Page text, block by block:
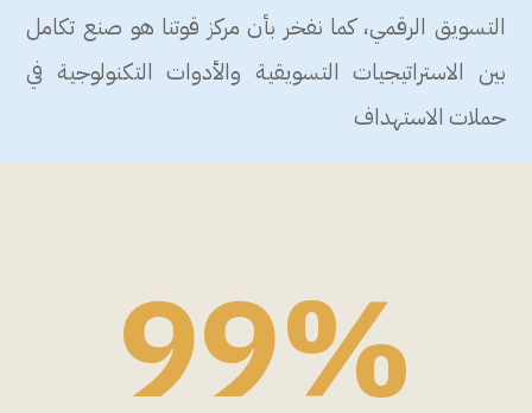
التسويق الرقمي، كما نفخر بأن مركز قوتنا هو صنع تكامل
بين الاستراتيجيات التسويقية والأدوات التكنولوجية في
حملات الاستهداف
99%